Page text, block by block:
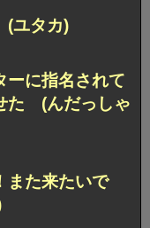
ユタカ)
ーに指名されて
た (んだっしゃ
また来たいで